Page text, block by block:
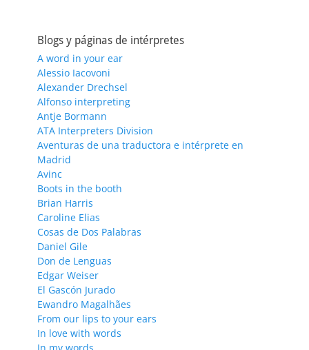
Blogs y páginas de intérpretes
A word in your ear
Alessio Iacovoni
Alexander Drechsel
Alfonso interpreting
Antje Bormann
ATA Interpreters Division
Aventuras de una traductora e intérprete en
Madrid
Avinc
Boots in the booth
Brian Harris
Caroline Elias
Cosas de Dos Palabras
Daniel Gile
Don de Lenguas
Edgar Weiser
El Gascón Jurado
Ewandro Magalhães
From our lips to your ears
In love with words